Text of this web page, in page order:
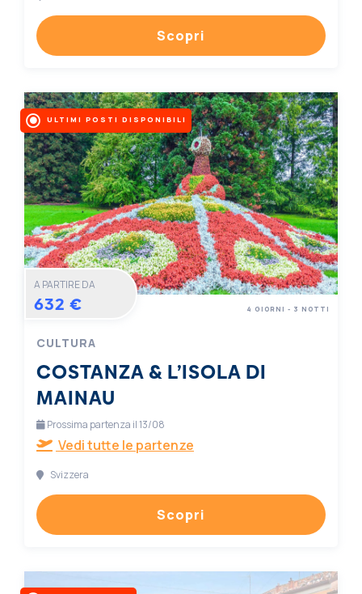
Scopri
ULTIMI POSTI DISPONIBILI
A PARTIRE DA
632 €
CULTURA
COSTANZA & L’ISOLA DI
MAINAU
4 GIORNI - 3 NOTTI
Prossima partenza il 13/08
Vedi tutte le partenze
Svizzera
Scopri